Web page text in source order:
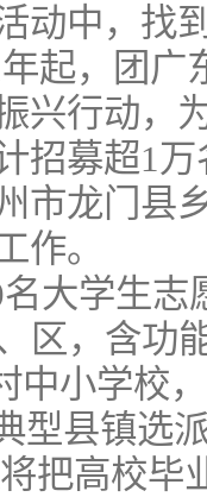
动中，找
起，团
兴行动，
招募超1
市龙门县
作。
大学生
区，含功
中小学校
型县镇选
把高校毕